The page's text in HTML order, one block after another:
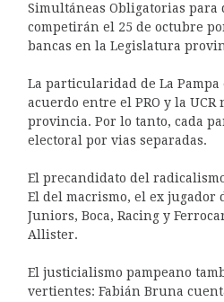
Simultáneas Obligatorias
competirán el 25 de octubre
bancas en la Legislatura
La particularidad de La Pampa
acuerdo entre el PRO y la
provincia. Por lo tanto, cada
electoral por vias separadas.
El precandidato del
El del macrismo, el ex jugador
Juniors, Boca, Racing y
Allister.
El justicialismo pampeano
vertientes: Fabián Bruna